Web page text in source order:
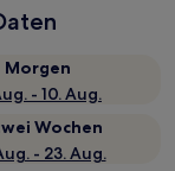
Morgen
- 10. Aug.
Wochen
- 23. Aug.